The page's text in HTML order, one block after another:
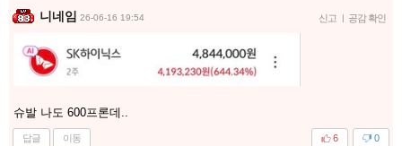
니네임 26-06-16 19:54 신고 | 공감 확인
슈발 나도 600프론데..
답글 이동 0
6